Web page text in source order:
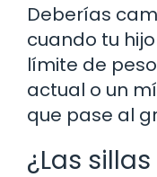
Deberías
cuando tu
límite de
actual o un
que pase al
¿Las